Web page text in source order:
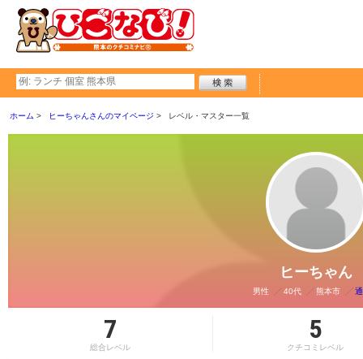
ホーム ヒーちゃんさんのマイページ レベル・マスター一覧
ヒーちゃん
男性 40代 熊本市
7
総合レベル
5
クチコミレベル